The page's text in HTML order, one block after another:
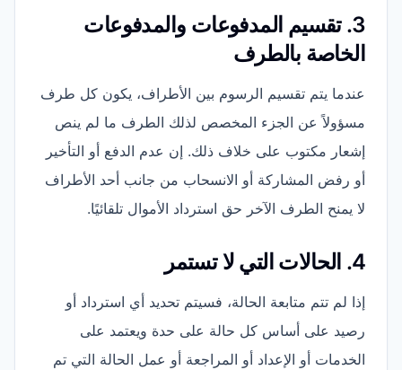
3. تقسيم المدفوعات والمدفوعات
الخاصة بالطرف
عندما يتم تقسيم الرسوم بين الأطراف، يكون كل طرف
مسؤولاً عن الجزء المخصص لذلك الطرف ما لم ينص
إشعار مكتوب على خلاف ذلك. إن عدم الدفع أو التأخير
أو رفض المشاركة أو الانسحاب من جانب أحد الأطراف
لا يمنح الطرف الآخر حق استرداد الأموال تلقائيًا.
4. الحالات التي لا تستمر
إذا لم تتم متابعة الحالة، فسيتم تحديد أي استرداد أو
رصيد على أساس كل حالة على حدة ويعتمد على
الخدمات أو الإعداد أو المراجعة أو عمل الحالة التي تم